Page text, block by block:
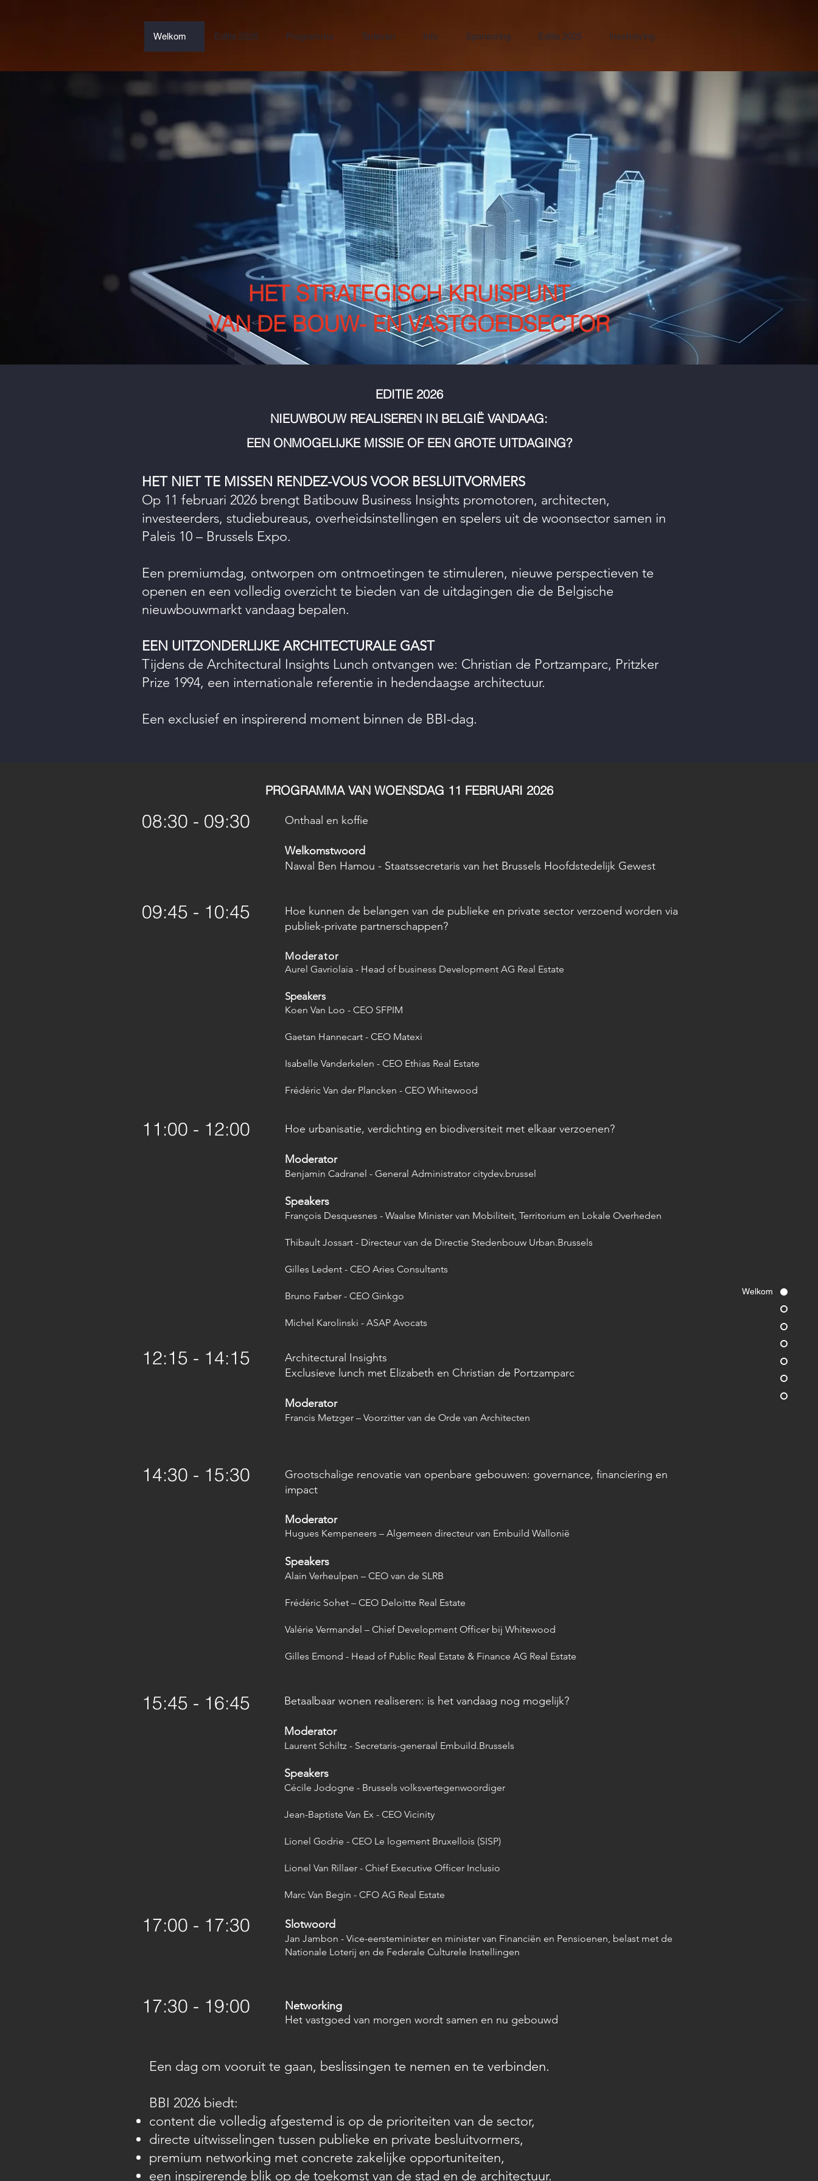
Welkom Editie 2026 Programma Tarieven Info Sponsoring Editie 2025 Inschrijving
Welkom
HET STRATEGISCH KRUISPUNT
VAN DE BOUW- EN VASTGOEDSECTOR
EDITIE 2026
NIEUWBOUW REALISEREN IN BELGIË VANDAAG:
EEN ONMOGELIJKE MISSIE OF EEN GROTE UITDAGING?
HET NIET TE MISSEN RENDEZ-VOUS VOOR BESLUITVORMERS
Op 11 februari 2026 brengt Batibouw Business Insights promotoren, architecten,
investeerders, studiebureaus, overheidsinstellingen en spelers uit de woonsector samen in
Paleis 10 – Brussels Expo.
Een premiumdag, ontworpen om ontmoetingen te stimuleren, nieuwe perspectieven te
openen en een volledig overzicht te bieden van de uitdagingen die de Belgische
nieuwbouwmarkt vandaag bepalen.
EEN UITZONDERLIJKE ARCHITECTURALE GAST
Tijdens de Architectural Insights Lunch ontvangen we: Christian de Portzamparc, Pritzker
Prize 1994, een internationale referentie in hedendaagse architectuur.
Een exclusief en inspirerend moment binnen de BBI-dag.
PROGRAMMA VAN WOENSDAG 11 FEBRUARI 2026
08:30 - 09:30 Onthaal en koffie
Welkomstwoord
Nawal Ben Hamou - Staatssecretaris van het Brussels Hoofdstedelijk Gewest
09:45 - 10:45
Hoe kunnen de belangen van de publieke en private sector verzoend worden via
publiek-private partnerschappen?
Moderator
Aurel Gavriolaia - Head of business Development AG Real Estate​
Speakers
Koen Van Loo - CEO SFPIM
Gaetan Hannecart - CEO Matexi
Isabelle Vanderkelen - CEO Ethias Real Estate
Frédéric Van der Plancken - CEO Whitewood
11:00 - 12:00 Hoe urbanisatie, verdichting en biodiversiteit met elkaar verzoenen?
Moderator
Benjamin Cadranel - General Administrator citydev.brussel
Speakers
François Desquesnes - Waalse Minister van Mobiliteit, Territorium en Lokale Overheden
Thibault Jossart - Directeur van de Directie Stedenbouw Urban.Brussels
Gilles Ledent - CEO Aries Consultants
Bruno Farber - CEO Ginkgo
Michel Karolinski - ASAP Avocats
12:15 - 14:15
Architectural Insights
Exclusieve lunch met Elizabeth en Christian de Portzamparc
Moderator
Francis Metzger – Voorzitter van de Orde van Architecten
14:30 - 15:30
Grootschalige renovatie van openbare gebouwen: governance, financiering en
impact
Moderator
Hugues Kempeneers – Algemeen directeur van Embuild Wallonië
Speakers
Alain Verheulpen – CEO van de SLRB
Frédéric Sohet – CEO Deloitte Real Estate
Valérie Vermandel – Chief Development Officer bij Whitewood
Gilles Emond - Head of Public Real Estate & Finance AG Real Estate
15:45 - 16:45 Betaalbaar wonen realiseren: is het vandaag nog mogelijk?
Moderator
Laurent Schiltz - Secretaris-generaal Embuild.Brussels
Speakers
Cécile Jodogne - Brussels volksvertegenwoordiger
Jean-Baptiste Van Ex - CEO Vicinity
Lionel Godrie - CEO Le logement Bruxellois (SISP)
Lionel Van Rillaer - Chief Executive Officer Inclusio
Marc Van Begin - CFO AG Real Estate
17:00 - 17:30
17:30 - 19:00
Slotwoord
Jan Jambon - Vice-eersteminister en minister van Financiën en Pensioenen, belast met de
Nationale Loterij en de Federale Culturele Instellingen
Networking
Het vastgoed van morgen wordt samen en nu gebouwd
Een dag om vooruit te gaan, beslissingen te nemen en te verbinden.
BBI 2026 biedt:
content die volledig afgestemd is op de prioriteiten van de sector,
directe uitwisselingen tussen publieke en private besluitvormers,
premium networking met concrete zakelijke opportuniteiten,
een inspirerende blik op de toekomst van de stad en de architectuur.